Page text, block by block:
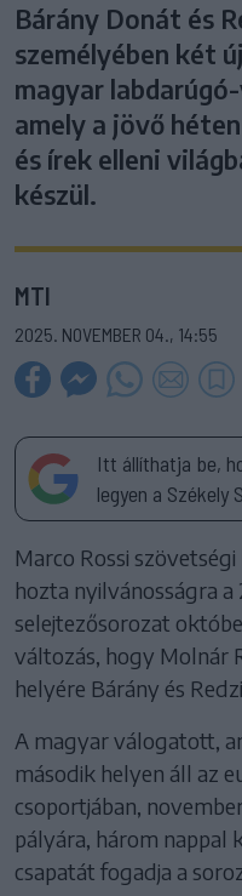
Bárány Donát és
személyében két
magyar
amely a jövő
és írek elleni
készül.
MTI
2025. NOVEMBER 04., 14:55
Itt állíthatja be,
legyen a Székely
Marco Rossi
hozta nyilvánosságra a
selejtezősorozat
változás, hogy Molnár
helyére Bárány és
A magyar válogatott,
második helyen áll az
csoportjában,
pályára, három nappal
csapatát fogadja a